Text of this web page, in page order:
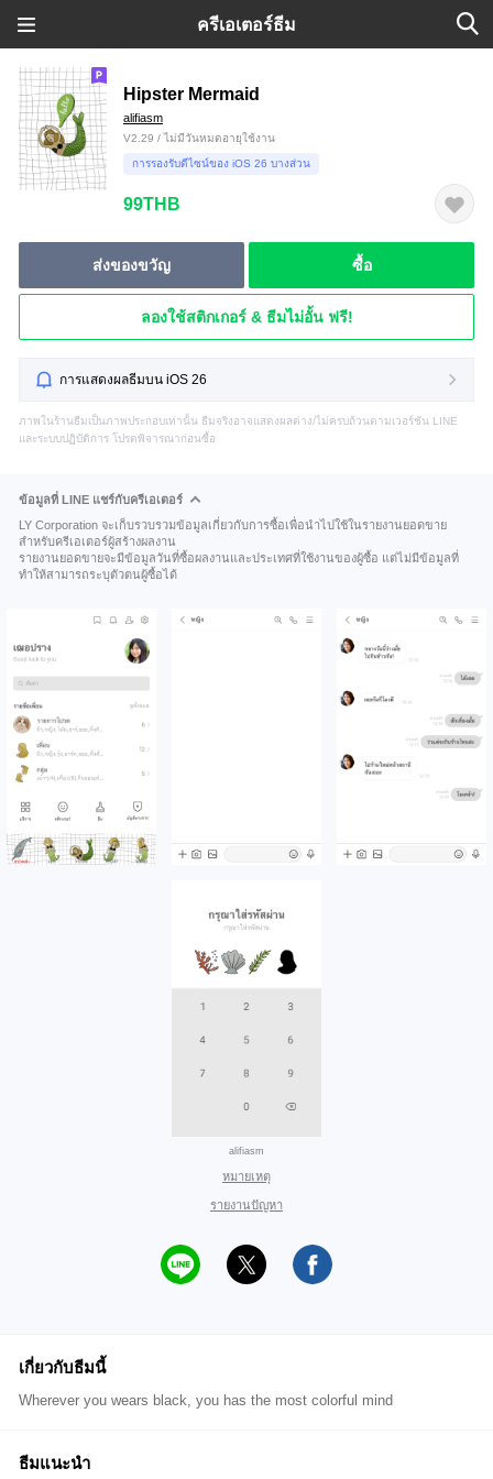
ครีเอเตอร์ธีม
Hipster Mermaid
alifiasm
V2.29 / ไม่มีวันหมดอายุใช้งาน
การรองรับดีไซน์ของ iOS 26 บางส่วน
99THB
ส่งของขวัญ ซื้อ
ลองใช้สติกเกอร์ & ธีมไม่อั้น ฟรี!
การแสดงผลธีมบน iOS 26
ภาพในร้านธีมเป็นภาพประกอบเท่านั้น ธีมจริงอาจแสดงผลต่าง/ไม่ครบถ้วนตามเวอร์ชัน LINE
และระบบปฏิบัติการ โปรดพิจารณาก่อนซื้อ
ข้อมูลที่ LINE แชร์กับครีเอเตอร์
LY Corporation จะเก็บรวบรวมข้อมูลเกี่ยวกับการซื้อเพื่อนำไปใช้ในรายงานยอดขาย
สำหรับครีเอเตอร์ผู้สร้างผลงาน
รายงานยอดขายจะมีข้อมูลวันที่ซื้อผลงานและประเทศที่ใช้งานของผู้ซื้อ แต่ไม่มีข้อมูลที่
ทำให้สามารถระบุตัวตนผู้ซื้อได้
alifiasm
หมายเหตุ
รายงานปัญหา
เกี่ยวกับธีมนี้
Wherever you wears black, you has the most colorful mind
ธีมแนะนำ